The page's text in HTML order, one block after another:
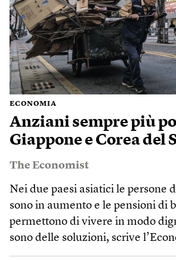
ECONOMIA
Anziani sempre più
Giappone e Corea del
The Economist
Nei due paesi asiatici le persone
sono in aumento e le pensioni di
permettono di vivere in modo
sono delle soluzioni, scrive